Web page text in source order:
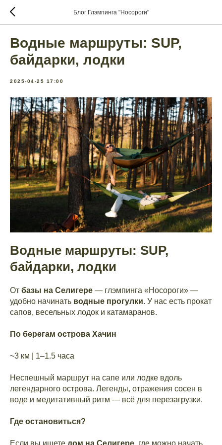
Блог Глэмпинга "Носороги"
Водные маршруты: SUP,
байдарки, лодки
2025-04-25 17:00
Водные маршруты: SUP,
байдарки, лодки
От базы на Селигере — глэмпинга «Носороги» —
удобно начинать водные прогулки. У нас есть прокат
сапов, весельных лодок и катамаранов.
По берегам острова Хачин
~3 км | 1–1.5 часа
Неспешный маршрут на сапе или лодке вдоль
легендарного острова. Легенды, отражения сосен в
воде и медитативный ритм — всё для перезагрузки.
Где остановиться?
Если вы ищете дом на Селигере , где можно начать